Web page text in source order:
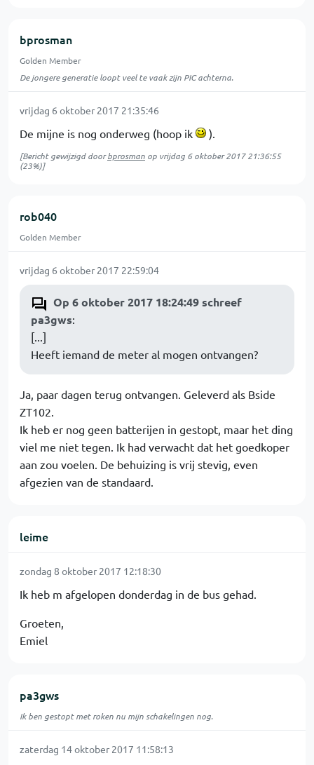
bprosman
Golden Member
De jongere generatie loopt veel te vaak zijn PIC achterna.
vrijdag 6 oktober 2017 21:35:46
De mijne is nog onderweg (hoop ik ).
[Bericht gewijzigd doorbprosman op vrijdag 6 oktober 2017 21:36:55
(23%)]
rob040
Golden Member
vrijdag 6 oktober 2017 22:59:04
Op 6 oktober 2017 18:24:49 schreef
pa3gws:
[...]
Heeft iemand de meter al mogen ontvangen?
Ja, paar dagen terug ontvangen. Geleverd als Bside
ZT102.
Ik heb er nog geen batterijen in gestopt, maar het ding
viel me niet tegen. Ik had verwacht dat het goedkoper
aan zou voelen. De behuizing is vrij stevig, even
afgezien van de standaard.
leime
zondag 8 oktober 2017 12:18:30
Ik heb m afgelopen donderdag in de bus gehad.
Groeten,
Emiel
pa3gws
Ik ben gestopt met roken nu mijn schakelingen nog.
zaterdag 14 oktober 2017 11:58:13